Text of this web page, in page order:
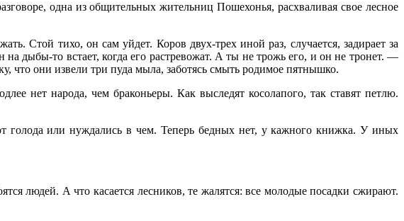
одна из общительных жительниц Пошехонья, расхваливая свое лесное
Стой тихо, он сам уйдет. Коров двух-трех иной раз, случается, задирает за
дыбы-то встает, когда его растревожат. А ты не трожь его, и он не тронет. —
что они извели три пуда мыла, заботясь смыть родимое пятнышко.
нет народа, чем браконьеры. Как выследят косолапого, так ставят петлю.
голода или нуждались в чем. Теперь бедных нет, у кажного книжка. У иных
людей. А что касается лесников, те жалятся: все молодые посадки сжирают.